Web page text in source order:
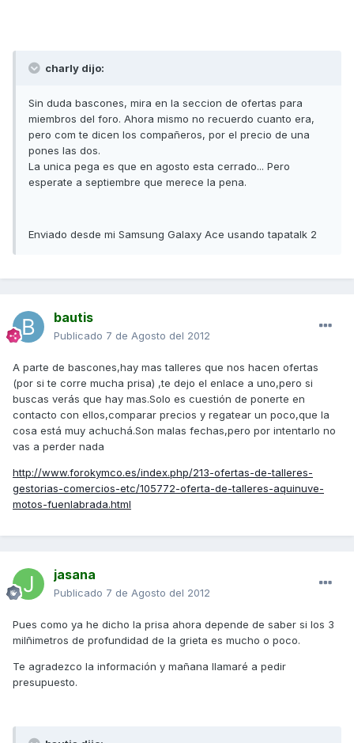
charly dijo:
Sin duda bascones, mira en la seccion de ofertas para
miembros del foro. Ahora mismo no recuerdo cuanto era,
pero com te dicen los compañeros, por el precio de una
pones las dos.
La unica pega es que en agosto esta cerrado... Pero
esperate a septiembre que merece la pena.
Enviado desde mi Samsung Galaxy Ace usando tapatalk 2
bautis
Publicado 7 de Agosto del 2012
A parte de bascones,hay mas talleres que nos hacen ofertas
(por si te corre mucha prisa) ,te dejo el enlace a uno,pero si
buscas verás que hay mas.Solo es cuestión de ponerte en
contacto con ellos,comparar precios y regatear un poco,que la
cosa está muy achuchá.Son malas fechas,pero por intentarlo no
vas a perder nada
http://www.forokymco.es/index.php/213-ofertas-de-talleres-
gestorias-comercios-etc/105772-oferta-de-talleres-aquinuve-
motos-fuenlabrada.html
jasana
Publicado 7 de Agosto del 2012
Pues como ya he dicho la prisa ahora depende de saber si los 3
milñimetros de profundidad de la grieta es mucho o poco.
Te agradezco la información y mañana llamaré a pedir
presupuesto.